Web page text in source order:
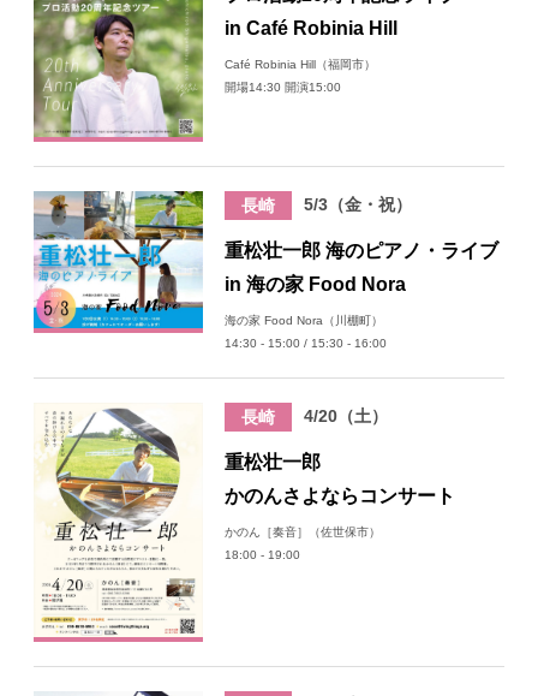
in Café Robinia Hill
Café Robinia Hill（福岡市）
開場14:30 開演15:00
長崎 5/3（金・祝）
重松壮一郎 海のピアノ・ライブ
in 海の家 Food Nora
海の家 Food Nora（川棚町）
14:30 - 15:00 / 15:30 - 16:00
長崎 4/20（土）
重松壮一郎
かのんさよならコンサート
かのん［奏音］（佐世保市）
18:00 - 19:00